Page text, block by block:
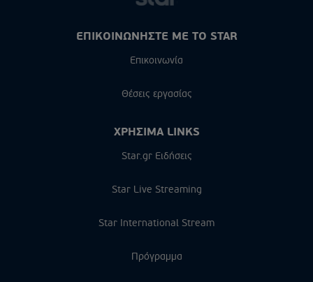
ΕΠΙΚΟΙΝΩΝΗΣΤΕ ΜΕ ΤΟ STAR
Επικοινωνία
Θέσεις εργασίας
ΧΡΗΣΙΜΑ LINKS
Star.gr Ειδήσεις
Star Live Streaming
Star International Stream
Πρόγραμμα